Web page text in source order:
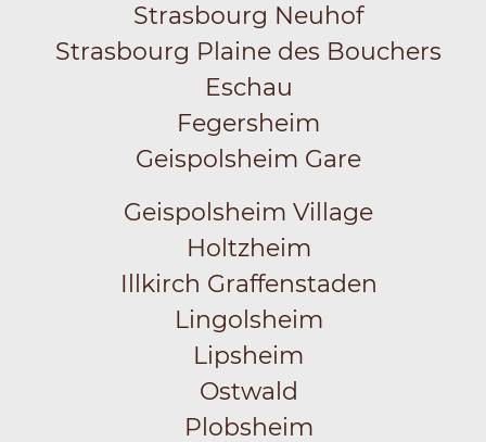
Strasbourg Neuhof
Strasbourg Plaine des Bouchers
Eschau
Fegersheim
Geispolsheim Gare
Geispolsheim Village
Holtzheim
Illkirch Graffenstaden
Lingolsheim
Lipsheim
Ostwald
Plobsheim